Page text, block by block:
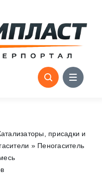
присадки и
» Пеногаситель